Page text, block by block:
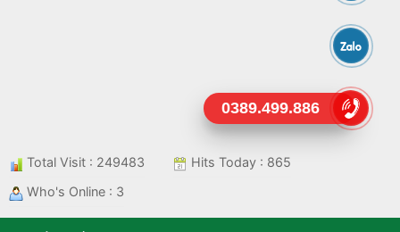
Total Visit : 249483
Hits Today : 865
Who's Online : 3
0389.499.886